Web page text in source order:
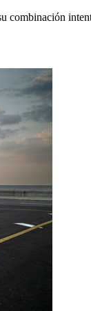
combinación